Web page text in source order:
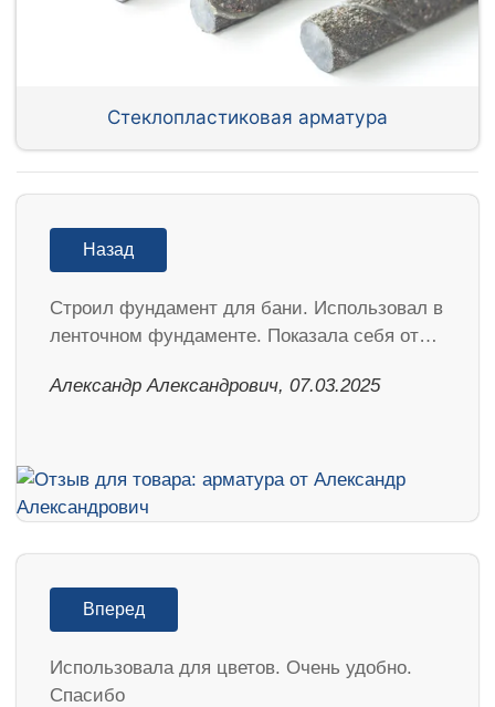
Стеклопластиковая арматура
Назад
Строил фундамент для бани. Использовал в
ленточном фундаменте. Показала себя от…
Александр Александрович, 07.03.2025
Вперед
Использовала для цветов. Очень удобно.
Спасибо